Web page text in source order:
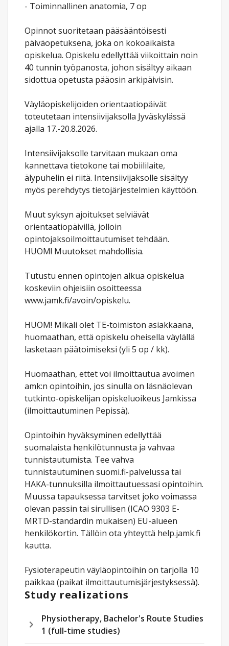
- Toiminnallinen anatomia, 7 op
Opinnot suoritetaan pääsääntöisesti
päiväopetuksena, joka on kokoaikaista
opiskelua. Opiskelu edellyttää viikoittain noin
40 tunnin työpanosta, johon sisältyy aikaan
sidottua opetusta pääosin arkipäivisin.
Väyläopiskelijoiden orientaatiopäivät
toteutetaan intensiivijaksolla Jyväskylässä
ajalla 17.-20.8.2026.
Intensiivijaksolle tarvitaan mukaan oma
kannettava tietokone tai mobiililaite,
älypuhelin ei riitä. Intensiivijaksolle sisältyy
myös perehdytys tietojärjestelmien käyttöön.
Muut syksyn ajoitukset selviävät
orientaatiopäivillä, jolloin
opintojaksoilmoittautumiset tehdään.
HUOM! Muutokset mahdollisia.
Tutustu ennen opintojen alkua opiskelua
koskeviin ohjeisiin osoitteessa
www.jamk.fi/avoin/opiskelu.
HUOM! Mikäli olet TE-toimiston asiakkaana,
huomaathan, että opiskelu oheisella väylällä
lasketaan päätoimiseksi (yli 5 op / kk).
Huomaathan, ettet voi ilmoittautua avoimen
amk:n opintoihin, jos sinulla on läsnäolevan
tutkinto-opiskelijan opiskeluoikeus Jamkissa
(ilmoittautuminen Pepissä).
Opintoihin hyväksyminen edellyttää
suomalaista henkilötunnusta ja vahvaa
tunnistautumista. Tee vahva
tunnistautuminen suomi.fi-palvelussa tai
HAKA-tunnuksilla ilmoittautuessasi opintoihin.
Muussa tapauksessa tarvitset joko voimassa
olevan passin tai sirullisen (ICAO 9303 E-
MRTD-standardin mukaisen) EU-alueen
henkilökortin. Tällöin ota yhteyttä help.jamk.fi
kautta.
Fysioterapeutin väyläopintoihin on tarjolla 10
paikkaa (paikat ilmoittautumisjärjestyksessä).
Study realizations
Physiotherapy, Bachelor's Route Studies
1 (full-time studies)